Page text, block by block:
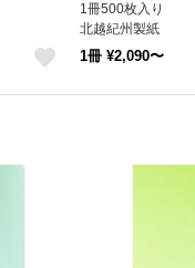
1冊500枚入り
北越紀州製紙
Newファインカラー
1冊 ¥2,090〜